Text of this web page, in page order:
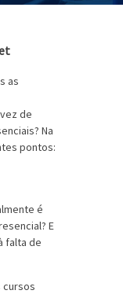
as
de
Na
pontos:
é
E
falta de